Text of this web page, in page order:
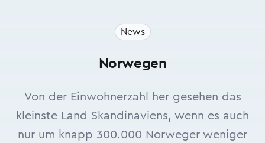
News
Norwegen
Von der Einwohnerzahl her gesehen das
kleinste Land Skandinaviens, wenn es auch
nur um knapp 300.000 Norweger weniger